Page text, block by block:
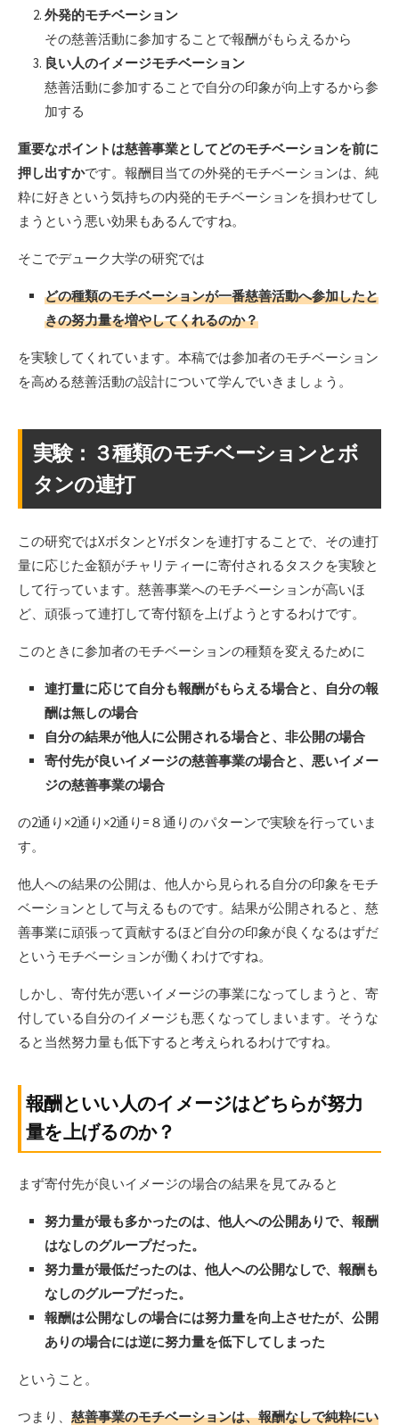
外発的モチベーション
その慈善活動に参加することで報酬がもらえるから
良い人のイメージモチベーション
慈善活動に参加することで自分の印象が向上するから参
加する
重要なポイントは慈善事業としてどのモチベーションを前に
押し出すかです。報酬目当ての外発的モチベーションは、純
粋に好きという気持ちの内発的モチベーションを損わせてし
まうという悪い効果もあるんですね。
そこでデューク大学の研究では
どの種類のモチベーションが一番慈善活動へ参加したと
きの努力量を増やしてくれるのか？
を実験してくれています。本稿では参加者のモチベーション
を高める慈善活動の設計について学んでいきましょう。
実験：３種類のモチベーションとボ
タンの連打
この研究ではXボタンとYボタンを連打することで、その連打
量に応じた金額がチャリティーに寄付されるタスクを実験と
して行っています。慈善事業へのモチベーションが高いほ
ど、頑張って連打して寄付額を上げようとするわけです。
このときに参加者のモチベーションの種類を変えるために
連打量に応じて自分も報酬がもらえる場合と、自分の報
酬は無しの場合
自分の結果が他人に公開される場合と、非公開の場合
寄付先が良いイメージの慈善事業の場合と、悪いイメー
ジの慈善事業の場合
の2通り×2通り×2通り=８通りのパターンで実験を行っていま
す。
他人への結果の公開は、他人から見られる自分の印象をモチ
ベーションとして与えるものです。結果が公開されると、慈
善事業に頑張って貢献するほど自分の印象が良くなるはずだ
というモチベーションが働くわけですね。
しかし、寄付先が悪いイメージの事業になってしまうと、寄
付している自分のイメージも悪くなってしまいます。そうな
ると当然努力量も低下すると考えられるわけですね。
報酬といい人のイメージはどちらが努力
量を上げるのか？
まず寄付先が良いイメージの場合の結果を見てみると
努力量が最も多かったのは、他人への公開ありで、報酬
はなしのグループだった。
努力量が最低だったのは、他人への公開なしで、報酬も
なしのグループだった。
報酬は公開なしの場合には努力量を向上させたが、公開
ありの場合には逆に努力量を低下してしまった
ということ。
つまり、 慈善事業のモチベーションは、報酬なしで純粋にい